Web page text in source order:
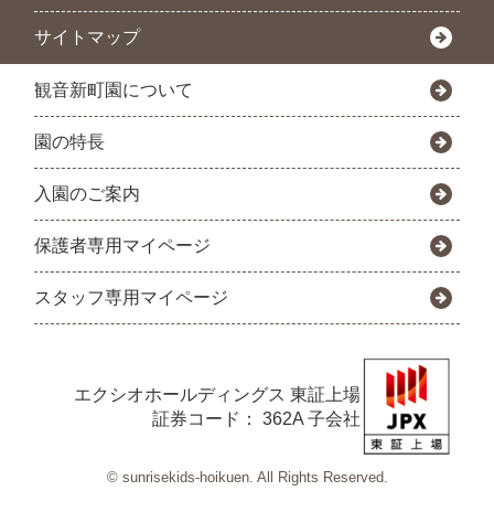
サイトマップ
観音新町園について
園の特長
入園のご案内
保護者専用マイページ
スタッフ専用マイページ
エクシオホールディングス 東証上場
証券コード： 362A 子会社
© sunrisekids-hoikuen. All Rights Reserved.